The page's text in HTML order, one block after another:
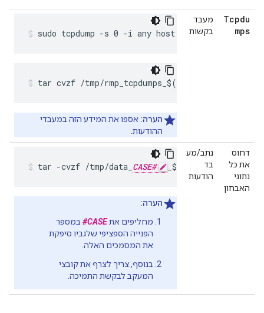
Tcpdu
mps
מעבד
בקשות
sudo tcpdump -s 0 -i any host
tar cvzf /tmp/rmp_tcpdumps_$(hostname)_$(date
הערה: אספו את המידע הזה במעבדי
ההודעות.
דחוס
את כל
נתוני
האבחון
נתב/מע
בד
הודעות
tar -cvzf /tmp/data_ CASE#
הערה:
מחליפים אתCASE#
במספר
הפנייה הספציפי שלגביו סיפקת
את המסמכים האלה.
בנוסף, צריך לצרף את קובצי
המעקב לבקשת התמיכה.